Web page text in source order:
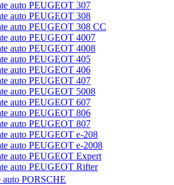
auto PEUGEOT 307
auto PEUGEOT 308
auto PEUGEOT 308 CC
auto PEUGEOT 4007
auto PEUGEOT 4008
auto PEUGEOT 405
auto PEUGEOT 406
auto PEUGEOT 407
auto PEUGEOT 5008
auto PEUGEOT 607
auto PEUGEOT 806
auto PEUGEOT 807
auto PEUGEOT e-208
auto PEUGEOT e-2008
auto PEUGEOT Expert
auto PEUGEOT Rifter
auto PORSCHE